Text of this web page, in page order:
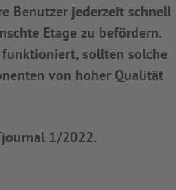
Benutzer jederzeit schnell
Etage zu befördern.
sollten solche
von hoher Qualität
1/2022.